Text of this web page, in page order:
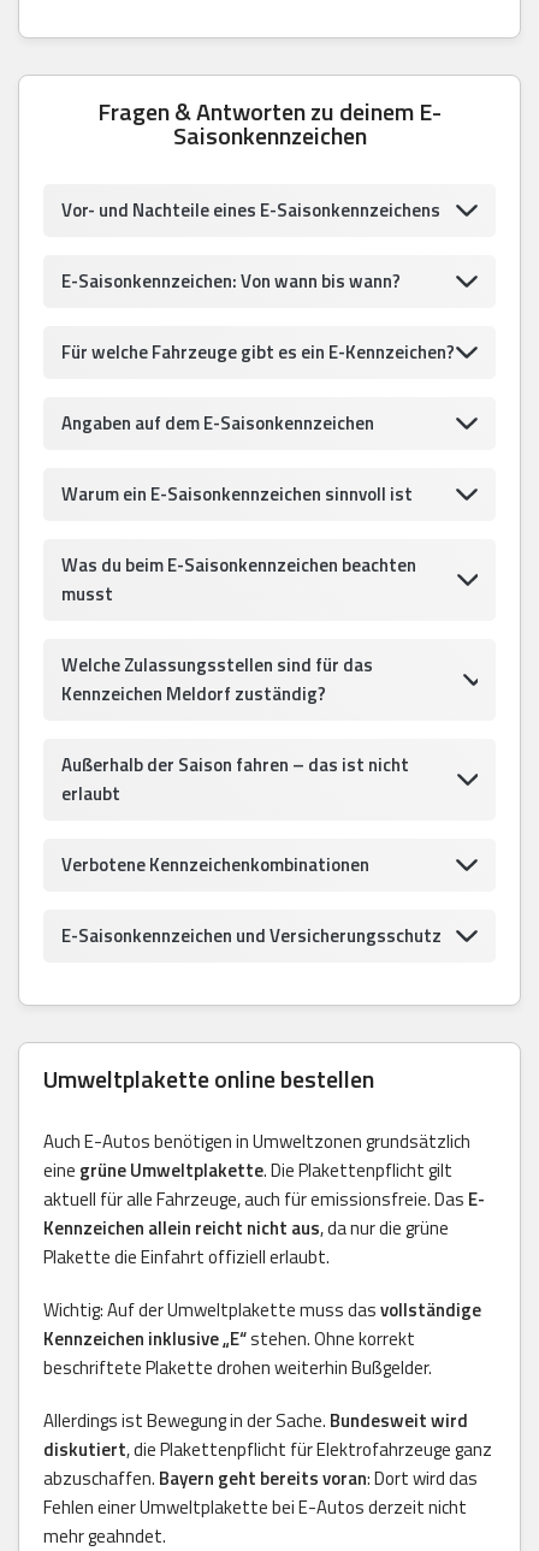
Fragen & Antworten zu deinem E-
Saisonkennzeichen
Vor- und Nachteile eines E-Saisonkennzeichens
E-Saisonkennzeichen: Von wann bis wann?
Für welche Fahrzeuge gibt es ein E-Kennzeichen?
Angaben auf dem E-Saisonkennzeichen
Warum ein E-Saisonkennzeichen sinnvoll ist
Was du beim E-Saisonkennzeichen beachten
musst
Welche Zulassungsstellen sind für das
Kennzeichen Meldorf zuständig?
Außerhalb der Saison fahren – das ist nicht
erlaubt
Verbotene Kennzeichenkombinationen
E-Saisonkennzeichen und Versicherungsschutz
Umweltplakette online bestellen
Auch E-Autos benötigen in Umweltzonen grundsätzlich
eine grüne Umweltplakette. Die Plakettenpflicht gilt
aktuell für alle Fahrzeuge, auch für emissionsfreie. Das E-
Kennzeichen allein reicht nicht aus, da nur die grüne
Plakette die Einfahrt offiziell erlaubt.
Wichtig: Auf der Umweltplakette muss dasvollständige
Kennzeichen inklusive „E“stehen. Ohne korrekt
beschriftete Plakette drohen weiterhin Bußgelder.
Allerdings ist Bewegung in der Sache. Bundesweit wird
diskutiert, die Plakettenpflicht für Elektrofahrzeuge ganz
abzuschaffen. Bayern geht bereits voran: Dort wird das
Fehlen einer Umweltplakette bei E-Autos derzeit nicht
mehr geahndet.